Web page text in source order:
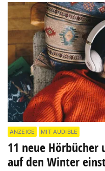
ANZEIGE MIT AUDIBLE
11 neue Hörbücher
auf den Winter